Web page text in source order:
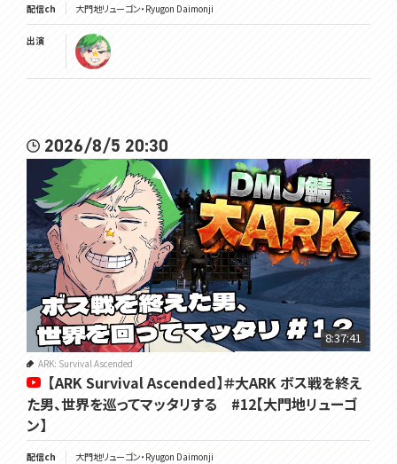
配信ch 大門地リューゴン・Ryugon Daimonji
出演
2026/8/5 20:30
8:37:41
ARK: Survival Ascended
【ARK Survival Ascended】＃大ARK ボス戦を終え
た男、世界を巡ってマッタリする #12【大門地リューゴ
ン】
配信ch 大門地リューゴン・Ryugon Daimonji